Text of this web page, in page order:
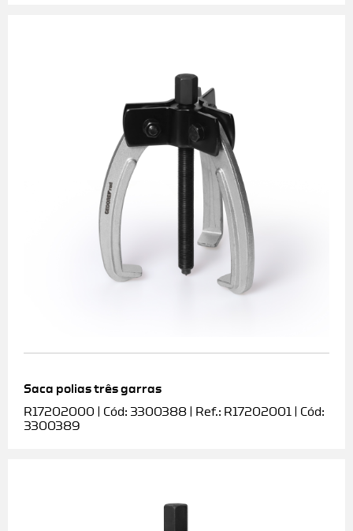
Saca polias três garras
R17202000 | Cód: 3300388 | Ref.: R17202001 | Cód:
3300389